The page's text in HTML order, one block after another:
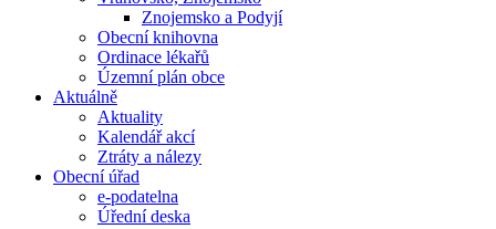
Znojemsko a Podyjí
Obecní knihovna
Ordinace lékařů
Územní plán obce
Aktuálně
Aktuality
Kalendář akcí
Ztráty a nálezy
Obecní úřad
e-podatelna
Úřední deska